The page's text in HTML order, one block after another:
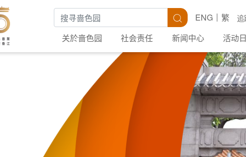
搜寻关键字 搜寻 追
ENG
繁
关於啬色园
社会责任 新闻中心 活动